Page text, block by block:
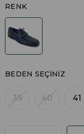
RENK
BEDEN SEÇINIZ
39 40 41